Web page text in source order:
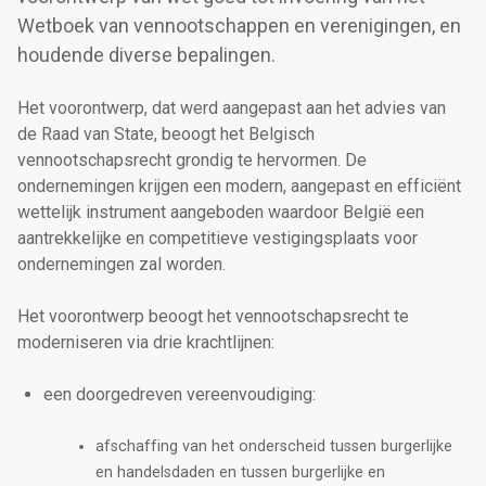
Wetboek van vennootschappen en verenigingen, en
houdende diverse bepalingen.
Het voorontwerp, dat werd aangepast aan het advies van
de Raad van State, beoogt het Belgisch
vennootschapsrecht grondig te hervormen. De
ondernemingen krijgen een modern, aangepast en efficiënt
wettelijk instrument aangeboden waardoor België een
aantrekkelijke en competitieve vestigingsplaats voor
ondernemingen zal worden.
Het voorontwerp beoogt het vennootschapsrecht te
moderniseren via drie krachtlijnen:
een doorgedreven vereenvoudiging:
afschaffing van het onderscheid tussen burgerlijke
en handelsdaden en tussen burgerlijke en